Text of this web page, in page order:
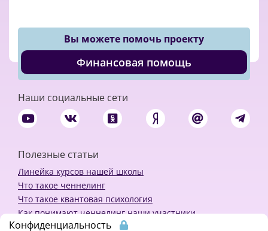
Вы можете помочь проекту
Финансовая помощь
Наши социальные сети
Полезные статьи
Линейка курсов нашей школы
Что такое ченнелинг
Что такое квантовая психология
Как понимают ченнелинг наши участники
Политика конфиденциальности
Конфиденциальность